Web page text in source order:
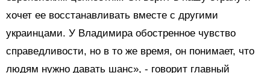
хочет ее восстанавливать вместе с другими
украинцами. У Владимира обостренное чувство
справедливости, но в то же время, он понимает, что
людям нужно давать шанс», - говорит главный